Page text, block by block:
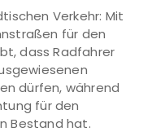
Verkehr: Mit
für den
dass Radfahrer
dürfen, während
für den
Bestand hat.